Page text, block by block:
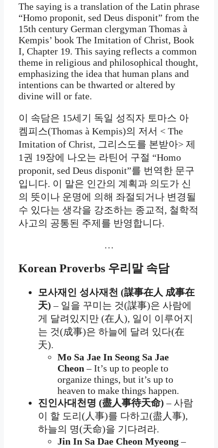
The saying is a translation of the Latin phrase
“Homo proponit, sed Deus disponit” from the
15th century German clergyman Thomas à
Kempis’ book The Imitation of Christ, Book
I, Chapter 19. This saying reflects a common
theme in religious and philosophical thought,
emphasizing the idea that human plans and
intentions can be thwarted or altered by
divine will or fate.
이 속담은 15세기 독일 성직자 토마스 아
켐피스(Thomas à Kempis)의 저서 < The
Imitation of Christ, 그리스도를 본받아> 제
1권 19장에 나오는 라틴어 구절 “Homo
proponit, sed Deus disponit”를 번역한 문구
입니다. 이 말은 인간의 계획과 의도가 신
의 뜻이나 운명에 의해 좌절되거나 변경될
수 있다는 생각을 강조하는 종교적, 철학적
사고의 공통된 주제를 반영합니다.
…
Korean Proverbs 우리말 속담
모사재인 성사재천 (謀事在人 成事在
天)– 일을 꾸미는 것(謀事)은 사람에
게 달려있지만 (在人), 일이 이루어지
는 것(成事)은 하늘에 달려 있다(在
天).
Mo Sa Jae In Seong Sa Jae
Cheon – It’s up to people to
organize things, but it’s up to
heaven to make things happen.
진인사대천명 (盡人事待天命) – 사람
이 할 도리(人事)를 다하고(盡人事),
하늘의 명(天命)을 기다려라.
Jin In Sa Dae Cheon Myeong–